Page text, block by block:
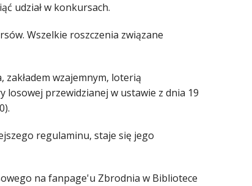
udział w konkursach.
Wszelkie roszczenia związane
wzajemnym, loterią
przewidzianej w ustawie z dnia 19
regulaminu, staje się jego
na fanpage'u Zbrodnia w Bibliotece